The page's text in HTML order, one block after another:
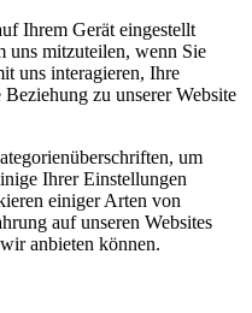
Ihrem Gerät eingestellt
uns mitzuteilen, wenn Sie
uns interagieren, Ihre
zu unserer Website
um
Ihrer Einstellungen
einiger Arten von
auf unseren Websites
anbieten können.